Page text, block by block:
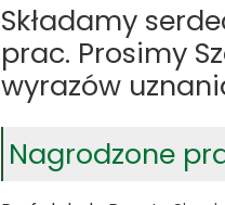
Składamy
prac. Prosimy
wyrazów
Nagrodzone